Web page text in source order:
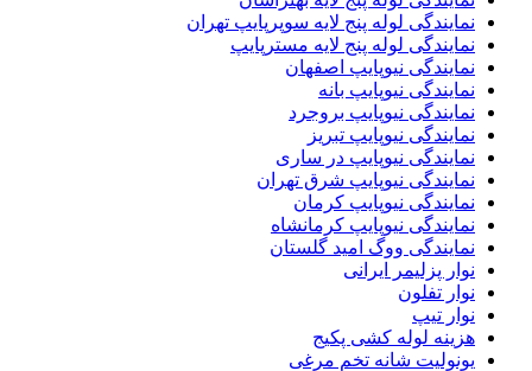
نمایندگی لوله پنج لایه سوپرپایپ تهران
نمایندگی لوله پنج لایه مسترپایپ
نمایندگی نیوپایپ اصفهان
نمایندگی نیوپایپ بانه
نمایندگی نیوپایپ بروجرد
نمایندگی نیوپایپ تبریز
نمایندگی نیوپایپ در ساری
نمایندگی نیوپایپ شرق تهران
نمایندگی نیوپایپ کرمان
نمایندگی نیوپایپ کرمانشاه
نمایندگی ووگ امید گلستان
نوار پزلیمر ایرانی
نوار تفلون
نوار تیپ
هزینه لوله کشی پکیج
یونولیت شانه تخم مرغی